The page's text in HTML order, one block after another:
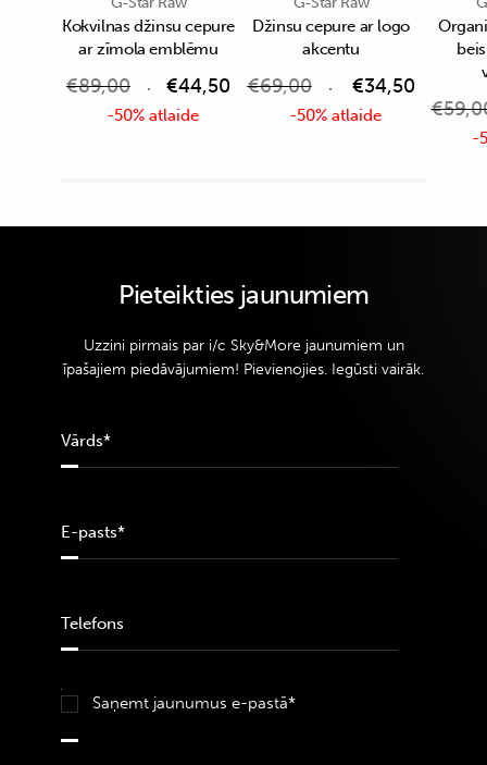
Kokvilnas džinsu cepure
ar zīmola emblēmu
€89,00 €44,50
-50% atlaide
Džinsu cepure ar logo
akcentu
€69,00 €34,50
-50% atlaide €
-
Pieteikties jaunumiem
Uzzini pirmais par i/c Sky&More jaunumiem un
īpašajiem piedāvājumiem! Pievienojies. Iegūsti vairāk.
Saņemt jaunumus e-pastā*